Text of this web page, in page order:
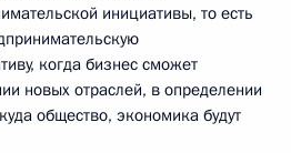
инициативы, то есть
когда бизнес сможет
новых отраслей, в определении
общество, экономика будут